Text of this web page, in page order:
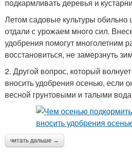
подкармливать деревья и
Летом садовые культуры обильно
отдали с урожаем много сил.
удобрения помогут многолетним
восстановиться, не замерзнуть
2. Другой вопрос, который
вносить удобрения осенью, если
весной грунтовыми и талыми
читать дальше →